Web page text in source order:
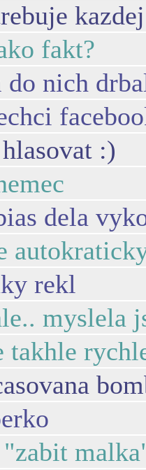
fakt?
do nich
:)
dela
rekl
myslela
takhle